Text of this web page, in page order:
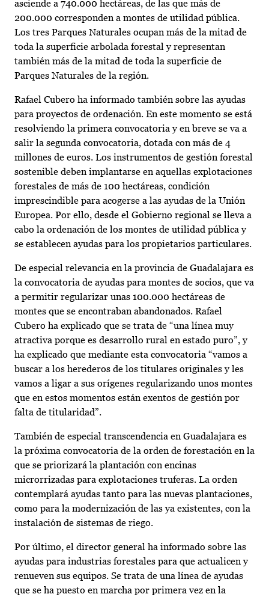
asciende a 740.000 hectáreas, de las que más de
200.000 corresponden a montes de utilidad pública.
Los tres Parques Naturales ocupan más de la mitad de
toda la superficie arbolada forestal y representan
también más de la mitad de toda la superficie de
Parques Naturales de la región.
Rafael Cubero ha informado también sobre las ayudas
para proyectos de ordenación. En este momento se está
resolviendo la primera convocatoria y en breve se va a
salir la segunda convocatoria, dotada con más de 4
millones de euros. Los instrumentos de gestión forestal
sostenible deben implantarse en aquellas explotaciones
forestales de más de 100 hectáreas, condición
imprescindible para acogerse a las ayudas de la Unión
Europea. Por ello, desde el Gobierno regional se lleva a
cabo la ordenación de los montes de utilidad pública y
se establecen ayudas para los propietarios particulares.
De especial relevancia en la provincia de Guadalajara es
la convocatoria de ayudas para montes de socios, que va
a permitir regularizar unas 100.000 hectáreas de
montes que se encontraban abandonados. Rafael
Cubero ha explicado que se trata de “una línea muy
atractiva porque es desarrollo rural en estado puro”, y
ha explicado que mediante esta convocatoria “vamos a
buscar a los herederos de los titulares originales y les
vamos a ligar a sus orígenes regularizando unos montes
que en estos momentos están exentos de gestión por
falta de titularidad”.
También de especial transcendencia en Guadalajara es
la próxima convocatoria de la orden de forestación en la
que se priorizará la plantación con encinas
microrrizadas para explotaciones truferas. La orden
contemplará ayudas tanto para las nuevas plantaciones,
como para la modernización de las ya existentes, con la
instalación de sistemas de riego.
Por último, el director general ha informado sobre las
ayudas para industrias forestales para que actualicen y
renueven sus equipos. Se trata de una línea de ayudas
que se ha puesto en marcha por primera vez en la